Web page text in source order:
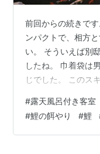
前回からの続きで
ンパクトで、相方
い。 そういえば別
したね。 巾着袋は
じでした。 このス
発したものとのこ
に、ミラ・ショー
す。 宿によっては
#露天風呂付き客室
#鯉の餌やり #鯉